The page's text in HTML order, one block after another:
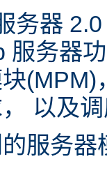
务器
服务器
以及
服务